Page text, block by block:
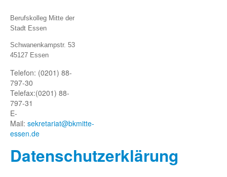
Berufskolleg Mitte der
Stadt Essen
Schwanenkampstr. 53
45127 Essen
Telefon: (0201) 88-
797-30
Telefax:(0201) 88-
797-31
E-
Mail: sekretariat@bkmitte-
essen.de
Datenschutzerklärung